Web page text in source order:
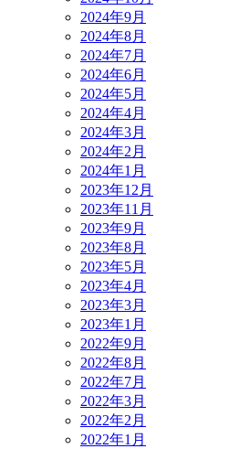
2024年9月
2024年8月
2024年7月
2024年6月
2024年5月
2024年4月
2024年3月
2024年2月
2024年1月
2023年12月
2023年11月
2023年9月
2023年8月
2023年5月
2023年4月
2023年3月
2023年1月
2022年9月
2022年8月
2022年7月
2022年3月
2022年2月
2022年1月